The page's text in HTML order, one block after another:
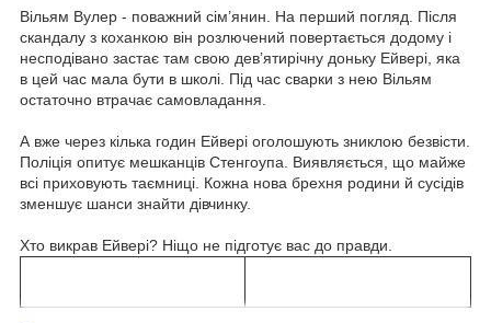
Вільям Вулер - поважний сім’янин. На перший погляд. Після
скандалу з коханкою він розлючений повертається додому і
несподівано застає там свою дев’ятирічну доньку Ейвері, яка
в цей час мала бути в школі. Під час сварки з нею Вільям
остаточно втрачає самовладання.
А вже через кілька годин Ейвері оголошують зниклою безвісти.
Поліція опитує мешканців Стенгоупа. Виявляється, що майже
всі приховують таємниці. Кожна нова брехня родини й сусідів
зменшує шанси знайти дівчинку.
Хто викрав Ейвері? Ніщо не підготує вас до правди.